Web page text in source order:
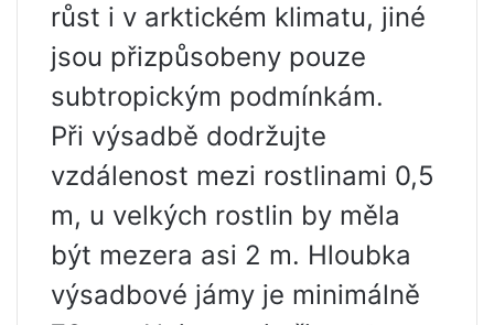
růst i v arktickém klimatu, jiné
jsou přizpůsobeny pouze
subtropickým podmínkám.
Při výsadbě dodržujte
vzdálenost mezi rostlinami 0,5
m, u velkých rostlin by měla
být mezera asi 2 m. Hloubka
výsadbové jámy je minimálně